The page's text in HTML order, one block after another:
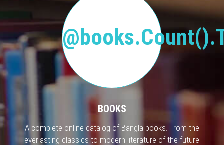
BOOKS
A complete online catalog of Bangla books. From the
everlasting classics to modern literature of the future